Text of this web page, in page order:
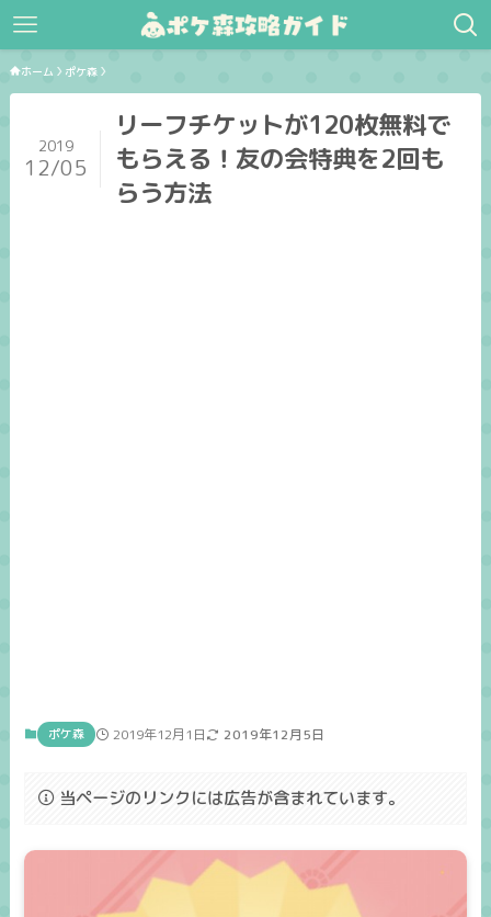
ホーム ポケ森
リーフチケットが120枚無料で
もらえる！友の会特典を2回も
らう方法
2019
12/05
ポケ森 2019年12月1日 2019年12月5日
当ページのリンクには広告が含まれています。